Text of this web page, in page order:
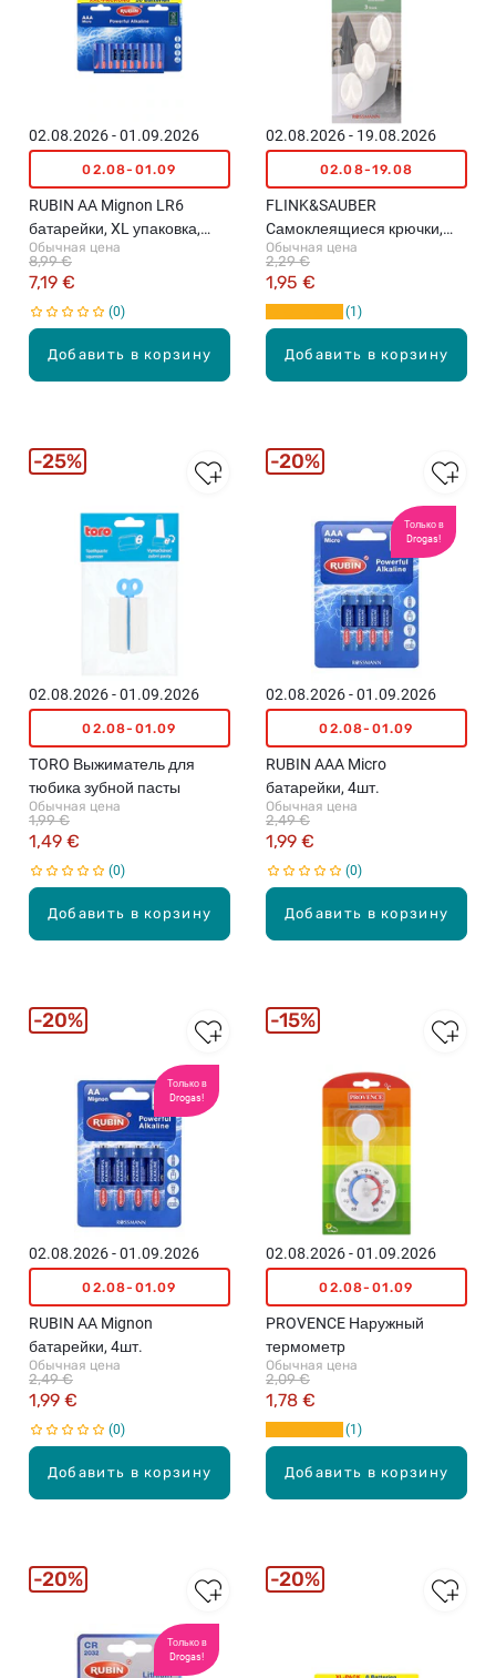
Добавить в корзину
02.08.2026 - 01.09.2026
02.08-01.09
RUBIN AA Mignon LR6
батарейки, XL упаковка,
20шт.
Обычная цена
7,19 €
8,99 €
0
Добавить в корзину
02.08.2026 - 19.08.2026
02.08-19.08
FLINK&SAUBER
Cамоклеящиеся крючки,
3шт.
Обычная цена
1,95 €
2,29 €
1
Добавить в корзину
02.08.2026 - 01.09.2026
02.08-01.09
TORO Выжиматель для
тюбика зубной пасты
Обычная цена
1,49 €
1,99 €
0
25%
Только в
Drogas!
Добавить в корзину
02.08.2026 - 01.09.2026
02.08-01.09
RUBIN AAA Micro
батарейки, 4шт.
Обычная цена
1,99 €
2,49 €
0
20%
Только в
Drogas!
Добавить в корзину
02.08.2026 - 01.09.2026
02.08-01.09
RUBIN AA Mignon
батарейки, 4шт.
Обычная цена
1,99 €
2,49 €
0
20%
Добавить в корзину
02.08.2026 - 01.09.2026
02.08-01.09
PROVENCE Наружный
термометр
Обычная цена
1,78 €
2,09 €
1
15%
Только в
Drogas!
20% 20%